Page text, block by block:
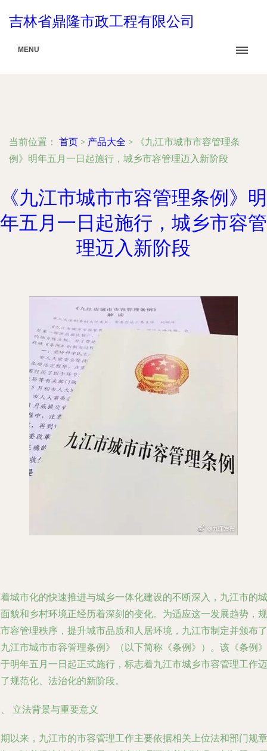
吉林省鼎隆市政工程有限公司
MENU
当前位置： 首页 > 产品大全 >
《九江市城市市容管理条
例》明年五月一日起施行，城乡市容管理迈入新阶段
《九江市城市市容管理条例》明
年五月一日起施行，城乡市容管
理迈入新阶段
城市化的快速推进与城乡一体化建设的不断深入，九江市的城
貌和乡村环境正经历着深刻的变化。为适应这一发展趋势，规
容管理秩序，提升城市品质和人居环境，九江市制定并颁布了
江市城市市容管理条例》（以下简称《条例》）。该《条例》
明年五月一日起正式施行，标志着九江市城乡市容管理工作迈
规范化、法治化的新阶段。
立法背景与重要意义
以来，九江市的市容管理工作主要依据相关上位法和部门规章